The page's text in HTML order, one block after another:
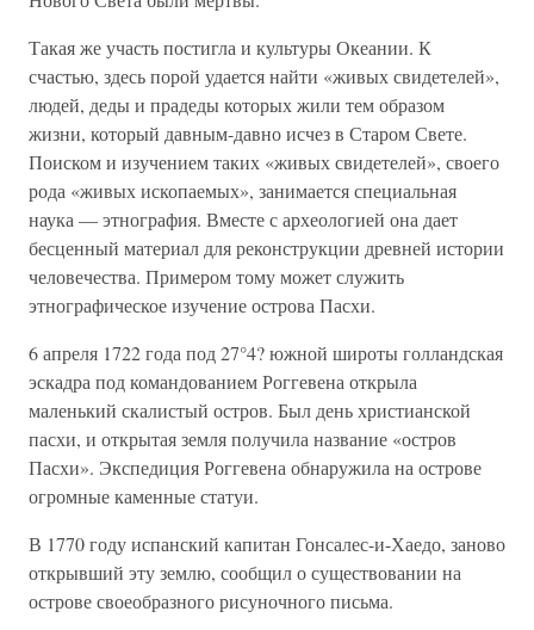
Такая же участь постигла и культуры Океании. К
счастью, здесь порой удается найти «живых свидетелей»,
людей, деды и прадеды которых жили тем образом
жизни, который давным-давно исчез в Старом Свете.
Поиском и изучением таких «живых свидетелей», своего
рода «живых ископаемых», занимается специальная
наука — этнография. Вместе с археологией она дает
бесценный материал для реконструкции древней истории
человечества. Примером тому может служить
этнографическое изучение острова Пасхи.
6 апреля 1722 года под 27°4? южной широты голландская
эскадра под командованием Роггевена открыла
маленький скалистый остров. Был день христианской
пасхи, и открытая земля получила название «остров
Пасхи». Экспедиция Роггевена обнаружила на острове
огромные каменные статуи.
В 1770 году испанский капитан Гонсалес-и-Хаедо, заново
открывший эту землю, сообщил о существовании на
острове своеобразного рисуночного письма.